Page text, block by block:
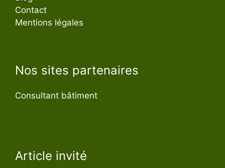
Contact
Mentions légales
Nos sites partenaires
Consultant bâtiment
Article invité